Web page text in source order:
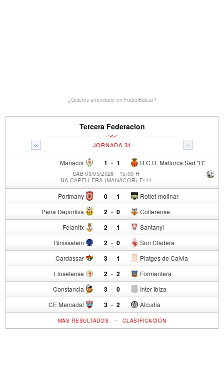
¿Quieres anunciarte en FutbolBalear?
Tercera Federacion
« »
JORNADA 34
Manacor 1 - R.C.D. Mallorca Sad "B"
1
SÁB 09/05/2026 - 15:00 H
NA CAPELLERA (MANACOR) F-11
Portmany 0 - Rotlet-molinar
1
Peña Deportiva 2 - Collerense
0
Felanitx 2 - Santanyi
1
Binissalem 2 - Son Cladera
0
Cardassar 3 - Platges de Calvia
1
Llosetense 2 - Formentera
2
Constancia 3 - Inter Ibiza
0
CE Mercadal 3 - Alcudia
2
MÁS RESULTADOS -CLASIFICACIÓN